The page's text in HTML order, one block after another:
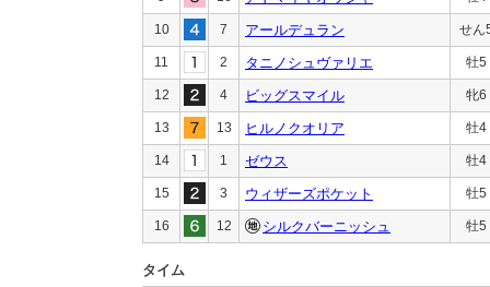
10 7 アールデュラン せん
11 2 タニノシュヴァリエ 牡5
12 4 ビッグスマイル 牝6
13 13 ヒルノクオリア 牡4
14 1 ゼウス 牡4
15 3 ウィザーズポケット 牡5
16 12 シルクバーニッシュ 牡5
タイム